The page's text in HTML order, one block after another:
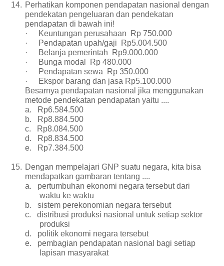
14. Perhatikan komponen pendapatan nasional dengan
pendekatan pengeluaran dan pendekatan
pendapatan di bawah ini!
·
Keuntungan perusahaan Rp 750.000
·
Pendapatan upah/gaji Rp5.004.500
·
Belanja pemerintah Rp9.000.000
·
Bunga modal Rp 480.000
·
Pendapatan sewa Rp 350.000
·
Ekspor barang dan jasa Rp5.100.000
Besarnya pendapatan nasional jika menggunakan
metode pendekatan pendapatan yaitu ....
a.
Rp6.584.500
b.
Rp8.884.500
c.
Rp8.084.500
d.
Rp8.834.500
e.
Rp7.384.500
15. Dengan mempelajari GNP suatu negara, kita bisa
mendapatkan gambaran tentang ....
a.
pertumbuhan ekonomi negara tersebut dari
waktu ke waktu
b.
sistem perekonomian negara tersebut
c.
distribusi produksi nasional untuk setiap sektor
produksi
d.
politik ekonomi negara tersebut
e.
pembagian pendapatan nasional bagi setiap
lapisan masyarakat